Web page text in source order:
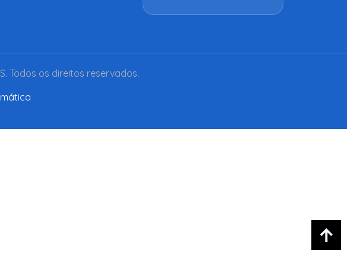
Todos os direitos reservados.